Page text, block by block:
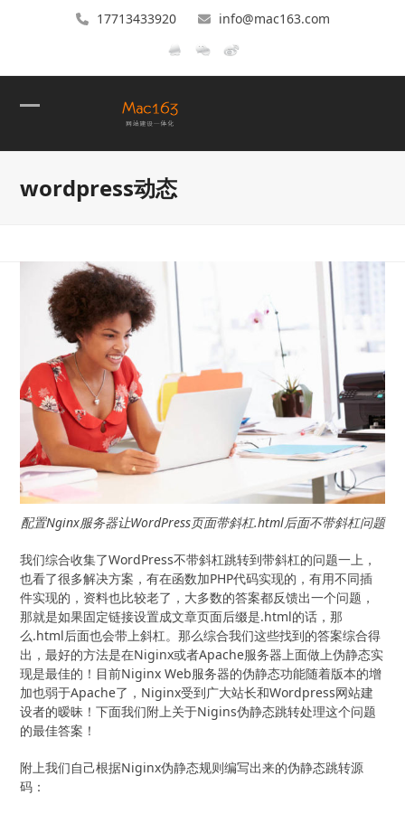
17713433920 info@mac163.com
mobile
menu
mobile
menu
wordpress动态
配置Nginx服务器让WordPress页面带斜杠.html后面不带斜杠问题
我们综合收集了WordPress不带斜杠跳转到带斜杠的问题一上，
也看了很多解决方案，有在函数加PHP代码实现的，有用不同插
件实现的，资料也比较老了，大多数的答案都反馈出一个问题，
那就是如果固定链接设置成文章页面后缀是.html的话，那
么.html后面也会带上斜杠。那么综合我们这些找到的答案综合得
出，最好的方法是在Niginx或者Apache服务器上面做上伪静态实
现是最佳的！目前Niginx Web服务器的伪静态功能随着版本的增
加也弱于Apache了，Niginx受到广大站长和Wordpress网站建
设者的暧昧！下面我们附上关于Nigins伪静态跳转处理这个问题
的最佳答案！
附上我们自己根据Niginx伪静态规则编写出来的伪静态跳转源
码：